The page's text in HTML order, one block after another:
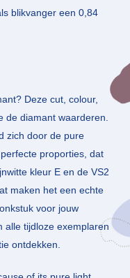
blikvanger een 0,84
Deze cut, colour,
de diamant waarderen.
zich door de pure
proporties, dat
kleur E en de VS2
maken het een echte
voor jouw
alle tijdloze exemplaren
ontdekken.